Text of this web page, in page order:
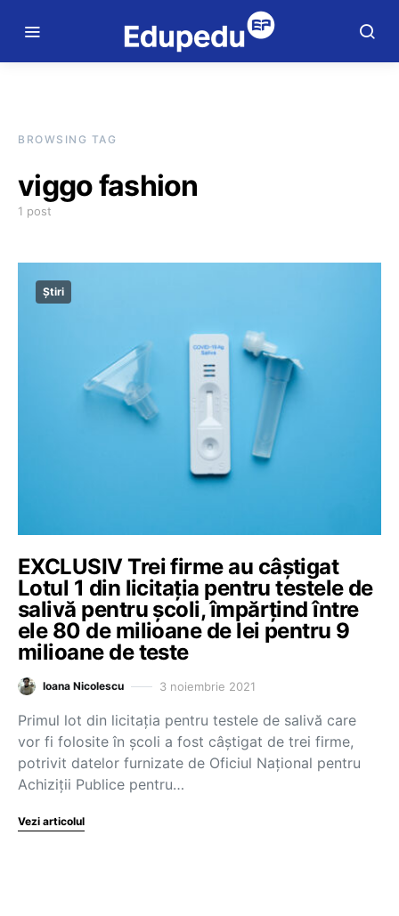
BROWSING TAG
viggo fashion
1 post
Știri
EXCLUSIV Trei firme au câștigat
Lotul 1 din licitația pentru testele de
salivă pentru școli, împărțind între
ele 80 de milioane de lei pentru 9
milioane de teste
Ioana Nicolescu 3 noiembrie 2021
Primul lot din licitația pentru testele de salivă care
vor fi folosite în școli a fost câștigat de trei firme,
potrivit datelor furnizate de Oficiul Național pentru
Achiziții Publice pentru…
Vezi articolul